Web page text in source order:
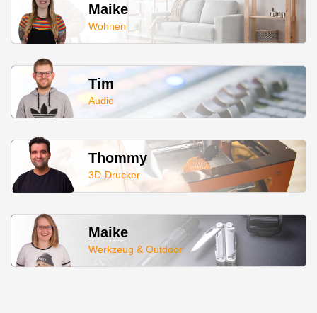
Maike
Wohnen
Tim
Audio
Thommy
3D-Drucker
Maike
Werkzeug & Outdoor